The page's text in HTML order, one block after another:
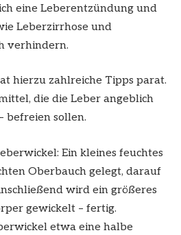
eine Leberentzündung und
Leberzirrhose und
verhindern.
hierzu zahlreiche Tipps parat.
die die Leber angeblich
befreien sollen.
Ein kleines feuchtes
Oberbauch gelegt, darauf
wird ein größeres
gewickelt – fertig.
etwa eine halbe